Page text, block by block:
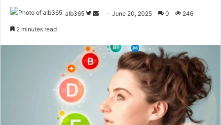
alb365
Follow
Send June 20, 2025 0 246
2 minutes read